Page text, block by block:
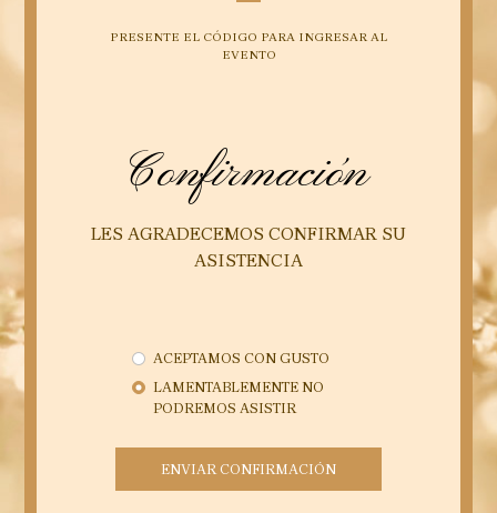
PRESENTE EL CÓDIGO PARA INGRESAR AL
EVENTO
Confirmación
LES AGRADECEMOS CONFIRMAR SU
ASISTENCIA
ACEPTAMOS CON GUSTO
LAMENTABLEMENTE NO
PODREMOS ASISTIR
ENVIAR CONFIRMACIÓN